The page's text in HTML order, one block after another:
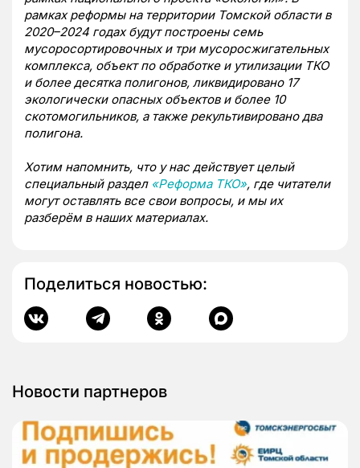
рамках реформы на территории Томской области в
2020–2024 годах будут построены семь
мусоросортировочных и три мусоросжигательных
комплекса, объект по обработке и утилизации ТКО
и более десятка полигонов, ликвидировано 17
экологически опасных объектов и более 10
скотомогильников, а также рекультивировано два
полигона.
Хотим напомнить, что у нас действует целый
специальный раздел «Реформа ТКО», где читатели
могут оставлять все свои вопросы, и мы их
разберём в наших материалах.
Поделиться новостью:
Новости партнеров